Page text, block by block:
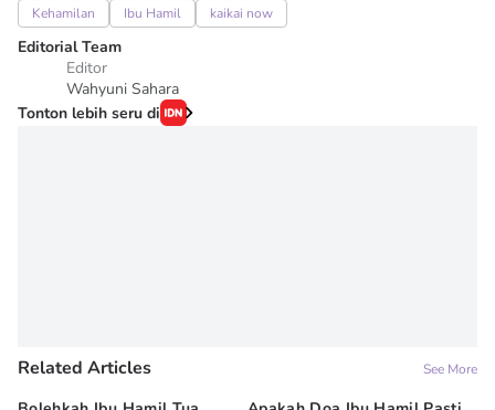
Kehamilan Ibu Hamil kaikai now
Editorial Team
Editor
Wahyuni Sahara
Tonton lebih seru di
Related Articles See More